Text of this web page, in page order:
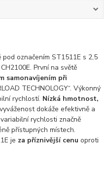
označením ST1511E s 2,5
První na světě
samonavíjením při
TECHNOLOGY“. Výkonný
rychlostí. Nízká hmotnost,
dokáže efektivně a
rychlosti značně
přístupných místech.
je za příznivější cenu oproti